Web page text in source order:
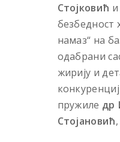
Стојковић и
безбедност
намаз“ на
одабрани
жирију и
пружиле др
Стојановић